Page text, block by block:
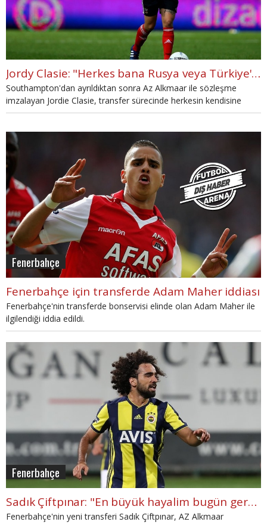
Jordy Clasie: "Herkes bana Rusya veya Türkiye'ye git dedi"
Southampton'dan ayrıldıktan sonra Az Alkmaar ile sözleşme
imzalayan Jordie Clasie, transfer sürecinde herkesin kendisine
Türkiye veya Rusya'ya gitmesini söylediklerini anlattı.
Fenerbahçe
Fenerbahçe için transferde Adam Maher iddiası
Fenerbahçe'nin transferde bonservisi elinde olan Adam Maher ile
ilgilendiği iddia edildi.
Fenerbahçe
Sadık Çiftpınar: "En büyük hayalim bugün gerçekleşti"
Fenerbahçe'nin yeni transferi Sadık Çiftpınar, AZ Alkmaar